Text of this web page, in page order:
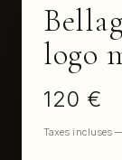
logo
120 €
Taxes incluses